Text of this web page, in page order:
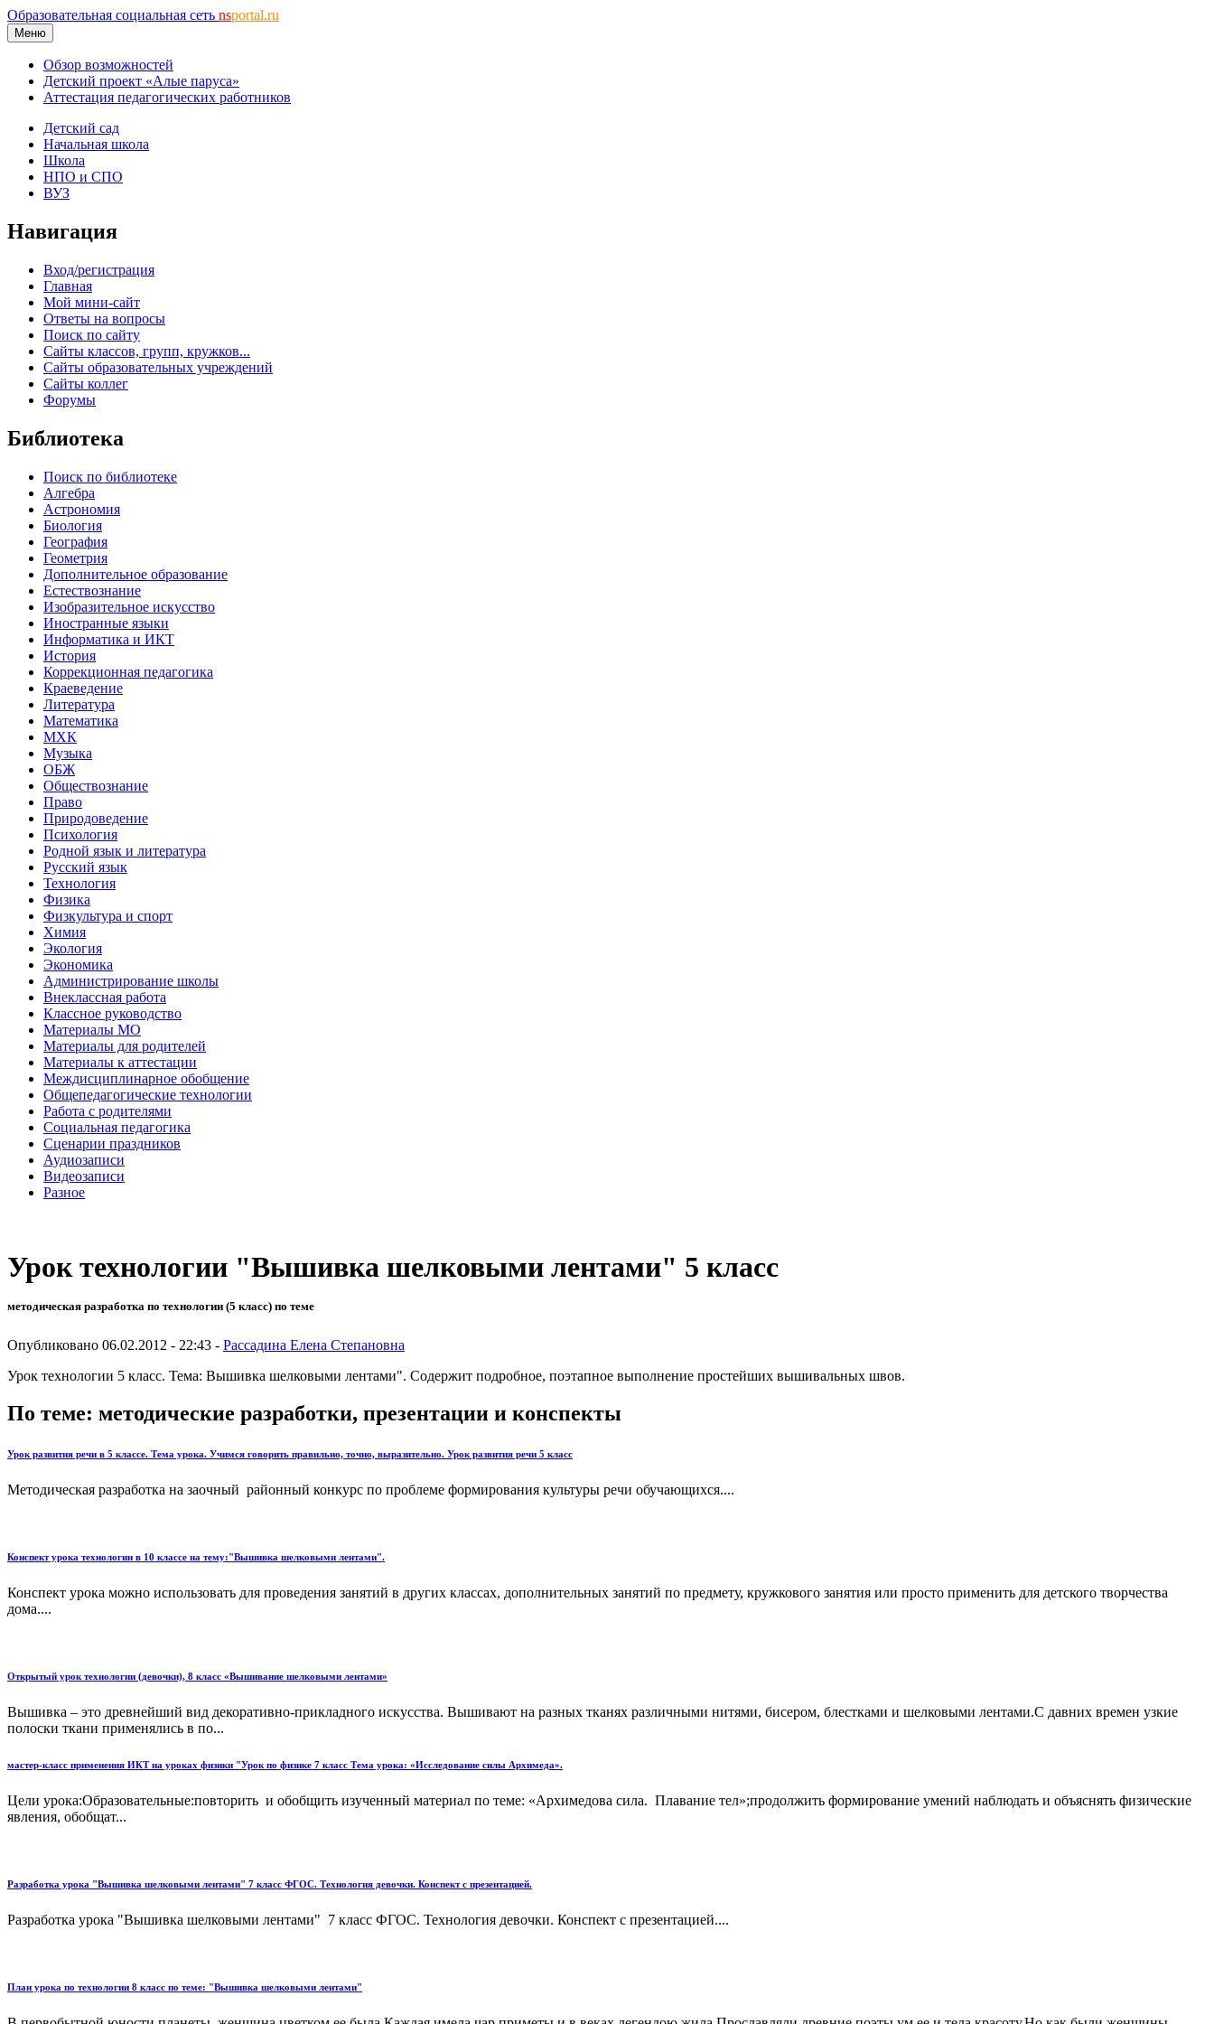
Образовательная социальная сеть nsportal.ru
Меню
Обзор возможностей
Детский проект «Алые паруса»
Аттестация педагогических работников
Детский сад
Начальная школа
Школа
НПО и СПО
ВУЗ
Навигация
Вход/регистрация
Главная
Мой мини-сайт
Ответы на вопросы
Поиск по сайту
Сайты классов, групп, кружков...
Сайты образовательных учреждений
Сайты коллег
Форумы
Библиотека
Поиск по библиотеке
Алгебра
Астрономия
Биология
География
Геометрия
Дополнительное образование
Естествознание
Изобразительное искусство
Иностранные языки
Информатика и ИКТ
История
Коррекционная педагогика
Краеведение
Литература
Математика
МХК
Музыка
ОБЖ
Обществознание
Право
Природоведение
Психология
Родной язык и литература
Русский язык
Технология
Физика
Физкультура и спорт
Химия
Экология
Экономика
Администрирование школы
Внеклассная работа
Классное руководство
Материалы МО
Материалы для родителей
Материалы к аттестации
Междисциплинарное обобщение
Общепедагогические технологии
Работа с родителями
Социальная педагогика
Сценарии праздников
Аудиозаписи
Видеозаписи
Разное
Урок технологии "Вышивка шелковыми лентами" 5 класс
методическая разработка по технологии (5 класс) по теме
Опубликовано 06.02.2012 - 22:43 - Рассадина Елена Степановна
Урок технологии 5 класс. Тема: Вышивка шелковыми лентами". Содержит подробное, поэтапное выполнение простейших вышивальных швов.
По теме: методические разработки, презентации и конспекты
Урок развития речи в 5 классе. Тема урока. Учимся говорить правильно, точно, выразительно. Урок развития речи 5 класс
Методическая разработка на заочный районный конкурс по проблеме формирования культуры речи обучающихся....
Конспект урока технологии в 10 классе на тему:"Вышивка шелковыми лентами".
Конспект урока можно использовать для проведения занятий в других классах, дополнительных занятий по предмету, кружкового занятия или просто применить для детского творчества
дома....
Открытый урок технологии (девочки), 8 класс «Вышивание шелковыми лентами»
Вышивка – это древнейший вид декоративно-прикладного искусства. Вышивают на разных тканях различными нитями, бисером, блестками и шелковыми лентами.С давних времен узкие
полоски ткани применялись в по...
мастер-класс применения ИКТ на уроках физики "Урок по физике 7 класс Тема урока: «Исследование силы Архимеда».
Цели урока:Образовательные:повторить и обобщить изученный материал по теме: «Архимедова сила. Плавание тел»;продолжить формирование умений наблюдать и объяснять физические
явления, обобщат...
Разработка урока "Вышивка шелковыми лентами" 7 класс ФГОС. Технология девочки. Конспект с презентацией.
Разработка урока "Вышивка шелковыми лентами" 7 класс ФГОС. Технология девочки. Конспект с презентацией....
План урока по технологии 8 класс по теме: "Вышивка шелковыми лентами"